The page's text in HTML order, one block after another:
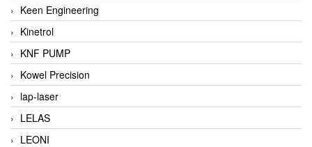
Keen Engineering
Kinetrol
KNF PUMP
Kowel Precision
lap-laser
LELAS
LEONI